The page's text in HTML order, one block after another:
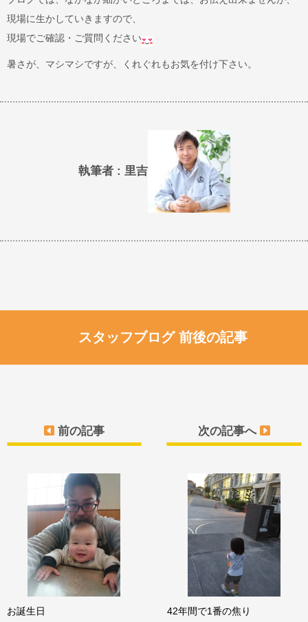
現場に生かしていきますので、
現場でご確認・ご質問ください
暑さが、マシマシですが、くれぐれもお気を付け下さい。
執筆者 : 里吉
スタッフブログ 前後の記事
前の記事
お誕生日
次の記事へ
42年間で1番の焦り